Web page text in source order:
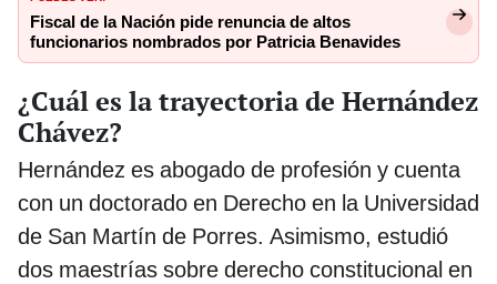
Fiscal de la Nación pide renuncia de altos
funcionarios nombrados por Patricia Benavides
¿Cuál es la trayectoria de Hernández
Chávez?
Hernández es abogado de profesión y cuenta
con un doctorado en Derecho en la Universidad
de San Martín de Porres. Asimismo, estudió
dos maestrías sobre derecho constitucional en